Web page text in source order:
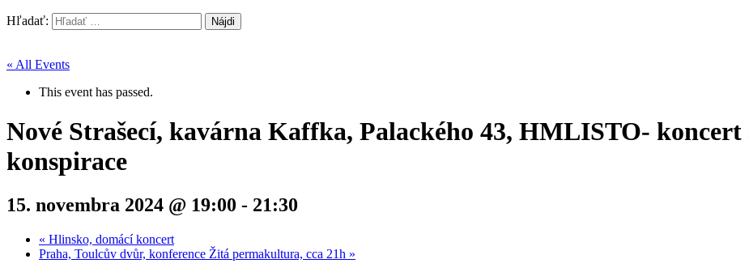
Hľadať:
« All Events
This event has passed.
Nové Strašecí, kavárna Kaffka, Palackého 43, HMLISTO- koncert
konspirace
15. novembra 2024 @ 19:00 - 21:30
« Hlinsko, domácí koncert
Praha, Toulcův dvůr, konference Žitá permakultura, cca 21h »